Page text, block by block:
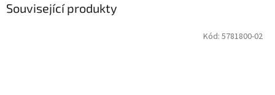
Související produkty
Kód: 5781800-02